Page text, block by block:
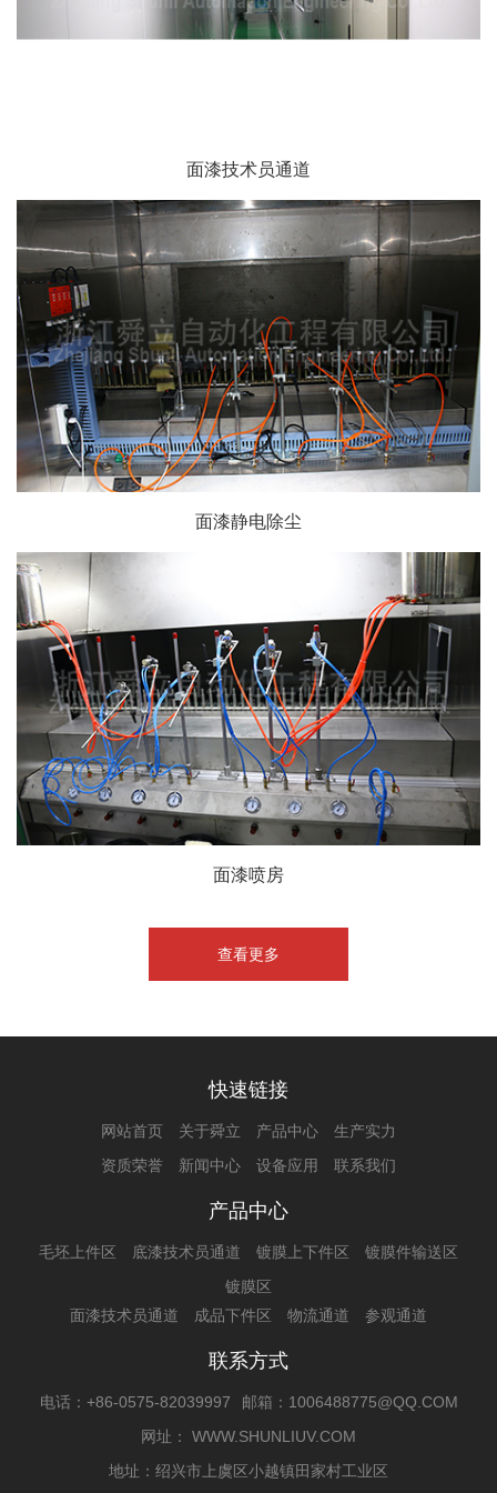
面漆技术员通道
面漆静电除尘
面漆喷房
查看更多
快速链接
网站首页 关于舜立 产品中心
生产实力
资质荣誉
新闻中心 设备应用 联系我们
产品中心
毛坯上件区 底漆技术员通道 镀膜上下件区
镀膜件输送区
镀膜区
面漆技术员通道
成品下件区 物流通道 参观通道
联系方式
电话：+86-0575-82039997
邮箱：1006488775@QQ.COM
网址： WWW.SHUNLIUV.COM
地址：绍兴市上虞区小越镇田家村工业区